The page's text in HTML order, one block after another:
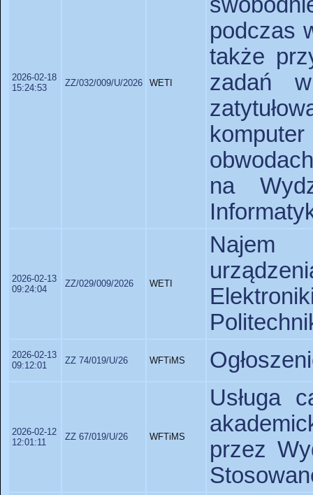
2026-02-18
15:24:53
ZZ/032/009/U/2026 WETI
podczas
także
zadań
na
2026-02-13
09:24:04
ZZ/029/009/2026 WETI
Najem i
2026-02-13
09:12:01
ZZ 74/019/U/26 WFTiMS
2026-02-12
12:01:11
ZZ 67/019/U/26 WFTiMS
Usługa
przez